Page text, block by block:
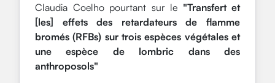
Claudia Coelho pourtant sur le "Transfert et
[les] effets des retardateurs de flamme
bromés (RFBs) sur trois espèces végétales et
une espèce de lombric dans des
anthroposols"